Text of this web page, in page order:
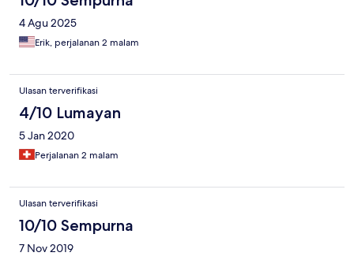
4 Agu 2025
Erik, perjalanan 2 malam
Ulasan terverifikasi
4/10 Lumayan
5 Jan 2020
Perjalanan 2 malam
Ulasan terverifikasi
10/10 Sempurna
7 Nov 2019